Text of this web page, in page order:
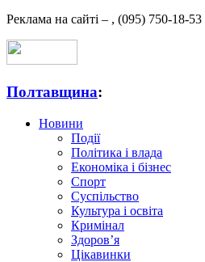
Реклама на сайті – , (095) 750-18-53
Полтавщина:
Новини
Події
Політика і влада
Економіка і бізнес
Спорт
Суспільство
Культура і освіта
Кримінал
Здоров’я
Цікавинки